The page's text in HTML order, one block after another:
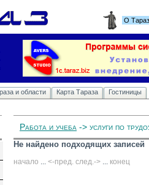
О
и области Карта Тараза Гостиницы
Работа и учеба -> услуги по
Не найдено подходящих записей
начало ... <-пред. след.-> ... конец